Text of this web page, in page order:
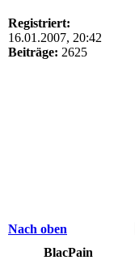
Registriert:
16.01.2007, 20:42
Beiträge: 2625
Nach oben
BlacPain